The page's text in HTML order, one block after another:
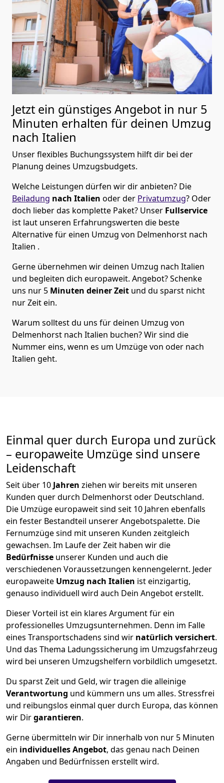
Jetzt ein günstiges Angebot in nur 5
Minuten erhalten für deinen Umzug
nach Italien
Unser flexibles Buchungssystem hilft dir bei der
Planung deines Umzugsbudgets.
Welche Leistungen dürfen wir dir anbieten? Die
Beiladung nach Italien oder der Privatumzug? Oder
doch lieber das komplette Paket? Unser Fullservice
ist laut unseren Erfahrungswerten die beste
Alternative für einen Umzug von Delmenhorst nach
Italien .
Gerne übernehmen wir deinen Umzug nach Italien
und begleiten dich europaweit. Angebot? Schenke
uns nur 5 Minuten deiner Zeit und du sparst nicht
nur Zeit ein.
Warum solltest du uns für deinen Umzug von
Delmenhorst nach Italien buchen? Wir sind die
Nummer eins, wenn es um Umzüge von oder nach
Italien geht.
Einmal quer durch Europa und zurück
– europaweite Umzüge sind unsere
Leidenschaft
Seit über 10 Jahren ziehen wir bereits mit unseren
Kunden quer durch Delmenhorstoder Deutschland.
Die Umzüge europaweit sind seit 10 Jahren ebenfalls
ein fester Bestandteil unserer Angebotspalette. Die
Fernumzüge sind mit unseren Kunden zeitgleich
gewachsen. Im Laufe der Zeit haben wir die
Bedürfnisse unserer Kunden und auch die
verschiedenen Voraussetzungen kennengelernt. Jeder
europaweite Umzug nach Italien ist einzigartig,
genauso individuell wird auch Dein Angebot erstellt.
Dieser Vorteil ist ein klares Argument für ein
professionelles Umzugsunternehmen. Denn im Falle
eines Transportschadens sind wir natürlich versichert.
Und das Thema Ladungssicherung im Umzugsfahrzeug
wird bei unseren Umzugshelfern vorbildlich umgesetzt.
Du sparst Zeit und Geld, wir tragen die alleinige
Verantwortung und kümmern uns um alles. Stressfrei
und reibungslos einmal quer durch Europa, das können
wir Dirgarantieren.
Gerne übermitteln wir Dir innerhalb von nur 5 Minuten
ein individuelles Angebot, das genau nach Deinen
Angaben und Bedürfnissen erstellt wird.